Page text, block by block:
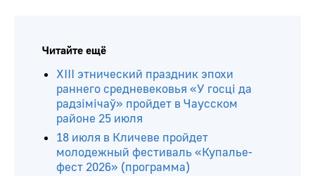
Читайте ещё
ХIII этнический праздник эпохи
раннего средневековья «У госці да
радзімічаў» пройдет в Чаусском
районе 25 июля
18 июля в Кличеве пройдет
молодежный фестиваль «Купалье-
фест 2026» (программа)